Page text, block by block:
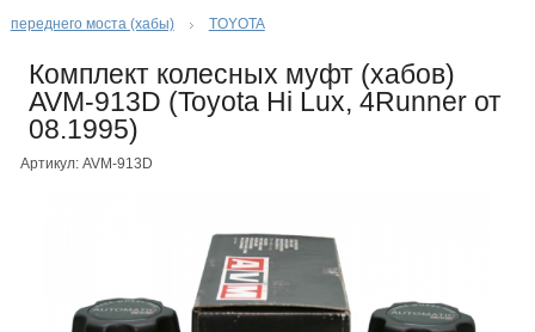
переднего моста (хабы) TOYOTA
Комплект колесных муфт (хабов)
AVM-913D (Toyota Hi Lux, 4Runner от
08.1995)
Артикул: AVM-913D